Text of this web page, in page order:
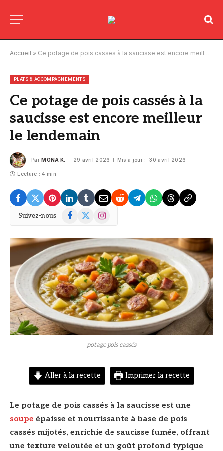
Accueil » Ce potage de pois cassés à la saucisse est encore meilleur le lendemain
PLATS & ACCOMPAGNEMENTS
Ce potage de pois cassés à la
saucisse est encore meilleur
le lendemain
Par MONA K. 29 avril 2026 Mis à jour : 30 avril 2026
Lecture : 4 min
Suivez-nous Facebook
X
Instagram
© DR
potage pois cassés
Aller à la recette Imprimer la recette
Le potage de pois cassés à la saucisse est une
soupe épaisse et nourrissante à base de pois
cassés mijotés, enrichie de saucisse fumée, offrant
une texture veloutée et un goût profond typique